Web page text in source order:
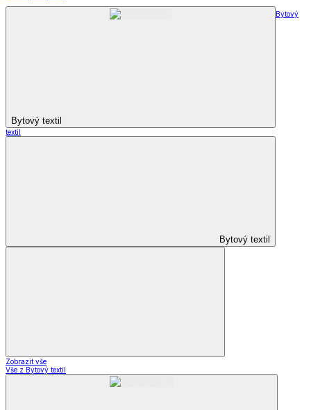
Bytový textil
Bytový
textil
Bytový textil
Zobrazit vše
Vše z Bytový textil